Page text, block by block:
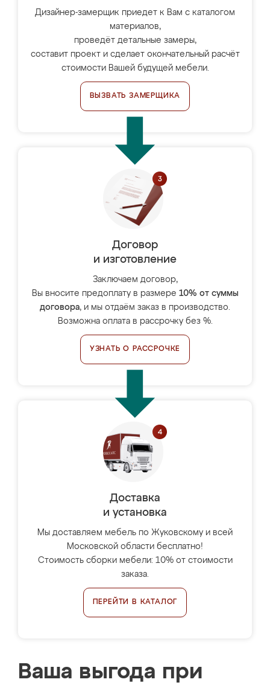
Дизайнер-замерщик приедет к Вам с каталогом
материалов,
проведёт детальные замеры,
составит проект и сделает окончательный расчёт
стоимости Вашей будущей мебели.
ВЫЗВАТЬ ЗАМЕРЩИКА
Договор
и изготовление
Заключаем договор,
Вы вносите предоплату в размере 10% от суммы
договора, и мы отдаём заказ в производство.
Возможна оплата в рассрочку без %.
УЗНАТЬ О РАССРОЧКЕ
Доставка
и установка
Мы доставляем мебель по Жуковскому и всей
Московской области бесплатно!
Стоимость сборки мебели: 10% от стоимости
заказа.
ПЕРЕЙТИ В КАТАЛОГ
Ваша выгода при